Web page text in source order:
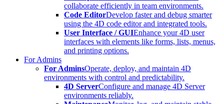
collaborate efficiently in team environments.
Code EditorDevelop faster and debug smarter
using the 4D code editor and integrated tools.
User Interface / GUIEnhance your 4D user
interfaces with elements like forms, lists, menus,
and printing options.
For Admins
For AdminsOperate, deploy, and maintain 4D
environments with control and predictability.
4D ServerConfigure and manage 4D Server
environments reliably.